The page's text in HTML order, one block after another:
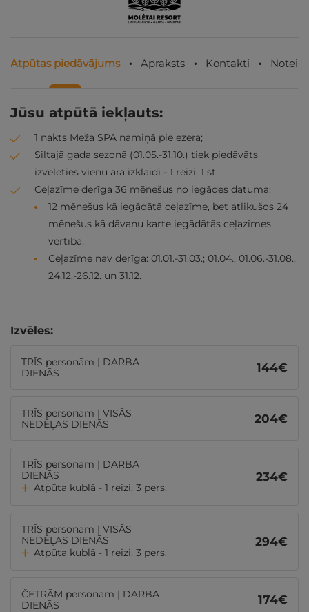
Atpūtas piedāvājums Apraksts Kontakti
Jūsu atpūtā iekļauts:
1 nakts Meža SPA namiņā pie ezera;
Siltajā gada sezonā (01.05.-31.10.) tiek piedāvāts
izvēlēties vienu āra izklaidi - 1 reizi, 1 st.;
Ceļazīme derīga 36 mēnešus no iegādes datuma:
12 mēnešus kā iegādātā ceļazīme, bet atlikušos 24
mēnešus kā dāvanu karte iegādātās ceļazīmes
vērtībā.
Ceļazīme nav derīga: 01.01.-31.03.; 01.04., 01.06.-31.08.,
24.12.-26.12. un 31.12.
Izvēles:
TRĪS personām | DARBA
DIENĀS
144€
TRĪS personām | VISĀS
NEDĒĻAS DIENĀS
204€
TRĪS personām | DARBA
DIENĀS
Atpūta kublā - 1 reizi, 3 pers.
234€
TRĪS personām | VISĀS
NEDĒĻAS DIENĀS
Atpūta kublā - 1 reizi, 3 pers.
294€
ČETRĀM personām | DARBA
DIENĀS
174€